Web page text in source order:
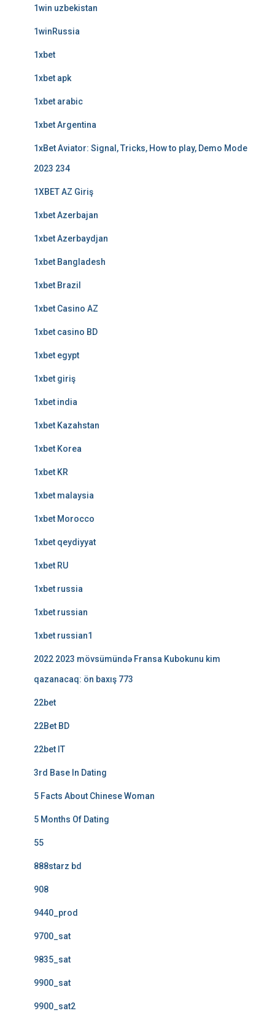
1win uzbekistan
1winRussia
1xbet
1xbet apk
1xbet arabic
1xbet Argentina
1xBet Aviator: Signal, Tricks, How to play, Demo Mode
2023 234
1XBET AZ Giriş
1xbet Azerbajan
1xbet Azerbaydjan
1xbet Bangladesh
1xbet Brazil
1xbet Casino AZ
1xbet casino BD
1xbet egypt
1xbet giriş
1xbet india
1xbet Kazahstan
1xbet Korea
1xbet KR
1xbet malaysia
1xbet Morocco
1xbet qeydiyyat
1xbet RU
1xbet russia
1xbet russian
1xbet russian1
2022 2023 mövsümündə Fransa Kubokunu kim
qazanacaq: ön baxış 773
22bet
22Bet BD
22bet IT
3rd Base In Dating
5 Facts About Chinese Woman
5 Months Of Dating
55
888starz bd
908
9440_prod
9700_sat
9835_sat
9900_sat
9900_sat2